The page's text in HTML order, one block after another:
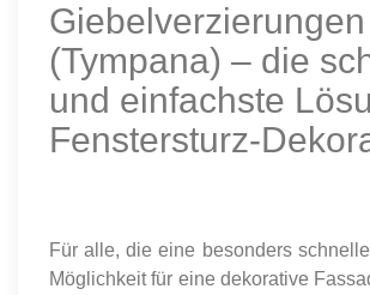
Giebelverzierungen
(Tympana) – die
und einfachste
Fenstersturz-
Für alle, die eine besonders
Möglichkeit für eine dekorative